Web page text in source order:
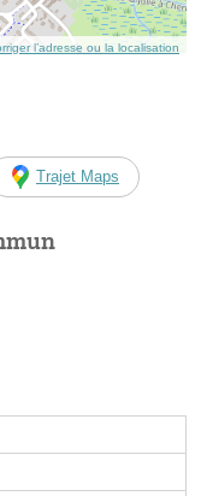
l’adresse ou la localisation
Trajet Maps